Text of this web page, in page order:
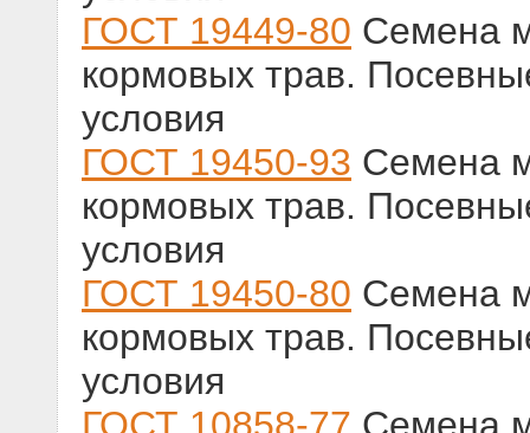
ГОСТ 19449-80 Семена
кормовых трав.
условия
ГОСТ 19450-93 Семена
кормовых трав.
условия
ГОСТ 19450-80 Семена
кормовых трав.
условия